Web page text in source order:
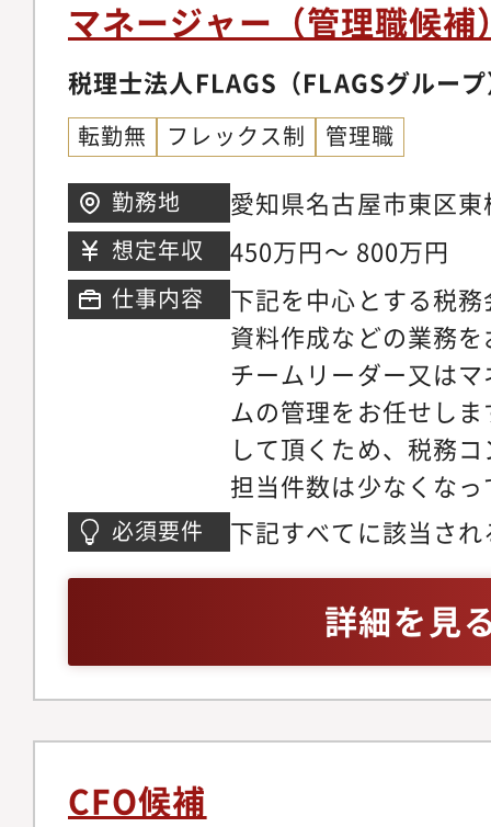
資金調達、資金管理
労務管理、コンプラ
総会、取締役会等の
連法務対応
マネージャー（管理職候補
税理士法人FLAGS（FLAGSグルー
転勤無 フレックス制 管理職
勤務地 愛知県名古屋市東区
想定年収 450万円～ 800万円
仕事内容
下記を中心とする税
資料作成などの業務
チームリーダー又は
ムの管理をお任せし
して頂くため、税務
担当件数は少なくな
を歩んでいく中で専
躍することも可能で
支援等のスペシャリ
・月次の経営面談 ・
資金調達支援 ・補助
画策定サポート ・相
必須要件
下記すべてに該当さ
の業務経験がある方
経験がある方・簿記2
詳細を見
CFO候補